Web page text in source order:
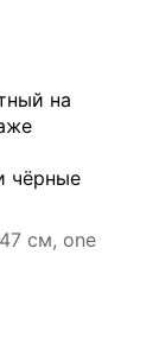
на
чёрные
см, one